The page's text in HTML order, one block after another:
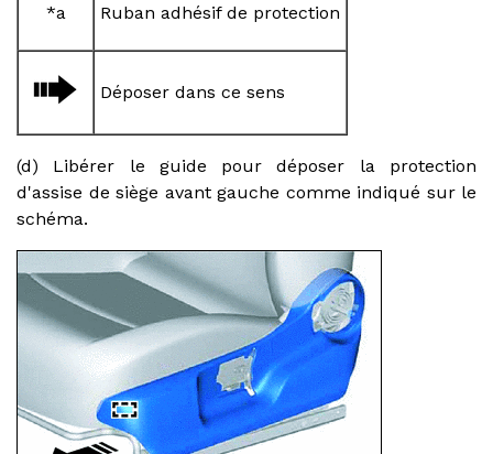
*a Ruban adhésif de protection
Déposer dans ce sens
(d) Libérer le guide pour déposer la protection
d'assise de siège avant gauche comme indiqué sur le
schéma.